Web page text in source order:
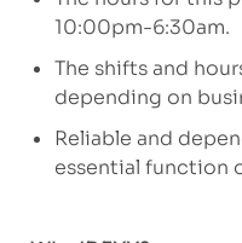
10:00pm-6:30am.
The shifts and
depending on
Reliable and
essential function